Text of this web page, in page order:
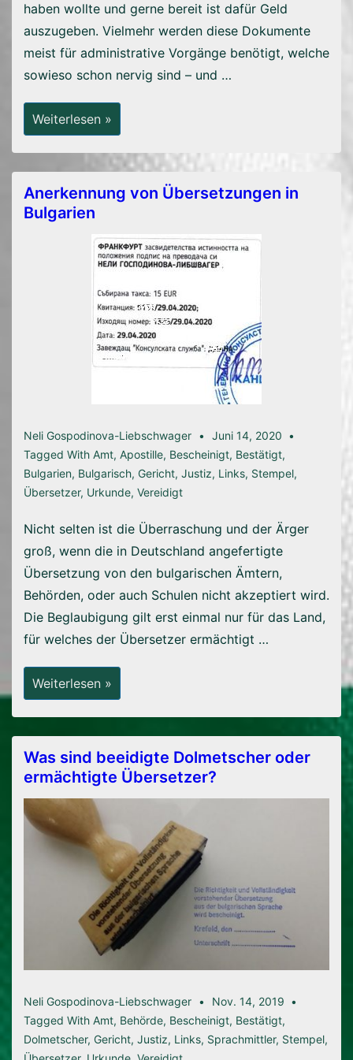
haben wollte und gerne bereit ist dafür Geld
auszugeben. Vielmehr werden diese Dokumente
meist für administrative Vorgänge benötigt, welche
sowieso schon nervig sind – und …
Warum
Sind
Übersetzungen
Eigentlich
Teuer?
Weiterlesen »
Anerkennung von Übersetzungen in
Bulgarien
Neli Gospodinova-Liebschwager
Juni 14, 2020
Tagged With Amt, Apostille, Bescheinigt, Bestätigt,
Bulgarien, Bulgarisch, Gericht, Justiz, Links, Stempel,
Übersetzer, Urkunde, Vereidigt
Nicht selten ist die Überraschung und der Ärger
groß, wenn die in Deutschland angefertigte
Übersetzung von den bulgarischen Ämtern,
Behörden, oder auch Schulen nicht akzeptiert wird.
Die Beglaubigung gilt erst einmal nur für das Land,
für welches der Übersetzer ermächtigt …
Anerkennung
Von
Übersetzungen
In
Weiterlesen »
Was sind beeidigte Dolmetscher oder
ermächtigte Übersetzer?
Neli Gospodinova-Liebschwager
Nov. 14, 2019
Tagged With Amt, Behörde, Bescheinigt, Bestätigt,
Dolmetscher, Gericht, Justiz, Links, Sprachmittler, Stempel,